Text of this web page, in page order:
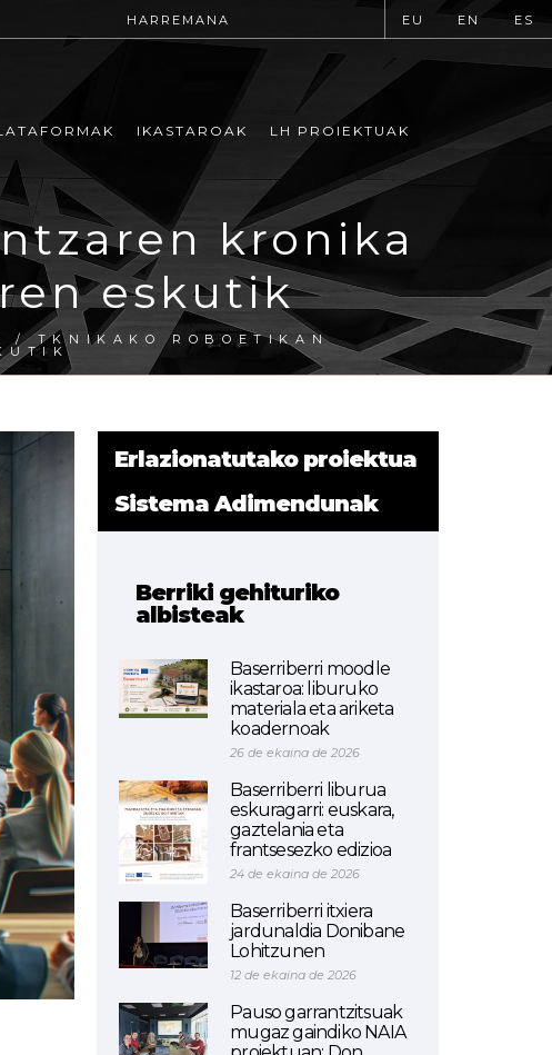
HARREMANA EU EN ES
IKASTAROAK LH PROIEKTUAK
kronika
eskutik
/ TKNIKAKO ROBOETIKAN
Erlazionatutako proiektua
Sistema Adimendunak
Berriki gehituriko
albisteak
Baserriberri moodle
ikastaroa: liburuko
materiala eta ariketa
koadernoak
26 de ekaina de 2026
Baserriberri liburua
eskuragarri: euskara,
gaztelania eta
frantsesezko edizioa
24 de ekaina de 2026
Baserriberri itxiera
jardunaldia Donibane
Lohitzunen
12 de ekaina de 2026
Pauso garrantzitsuak
mugaz gaindiko NAIA